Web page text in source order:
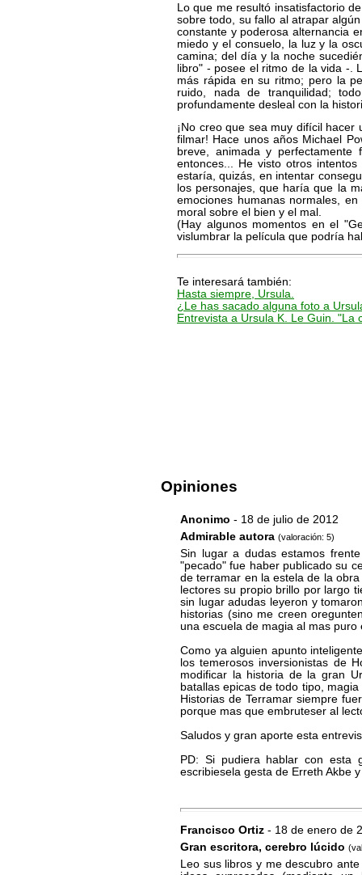
Lo que me resultó insatisfactorio
sobre todo, su fallo al atrapar
constante y poderosa alternancia
miedo y el consuelo, la luz y la
camina; del día y la noche
libro" - posee el ritmo de la vida -.
más rápida en su ritmo; pero la
ruido, nada de tranquilidad;
profundamente desleal con la
¡No creo que sea muy difícil
filmar! Hace unos años Michael
breve, animada y
entonces... He visto otros
estaría, quizás, en intentar
los personajes, que haría que la
emociones humanas normales,
moral sobre el bien y el mal.
(Hay algunos momentos en el
vislumbrar la película que podría
Te interesará también:
Hasta siempre, Ursula.
¿Le has sacado alguna foto a
Entrevista a Ursula K. Le Guin. "La
Opiniones
Anonimo - 18 de julio de 2012
Admirable autora (valoración: 5)
Sin lugar a dudas estamos
"pecado" fue haber publicado su
de terramar en la estela de la
lectores su propio brillo por largo
sin lugar adudas leyeron y
historias (sino me creen
una escuela de magia al mas puro
Como ya alguien apunto
los temerosos inversionistas de
modificar la historia de la gran
batallas epicas de todo tipo,
Historias de Terramar siempre
porque mas que embruteser al
Saludos y gran aporte esta
PD: Si pudiera hablar con esta
escribiesela gesta de Erreth Akbe
Francisco Ortiz - 18 de enero de
Gran escritora, cerebro lúcido
Leo sus libros y me descubro